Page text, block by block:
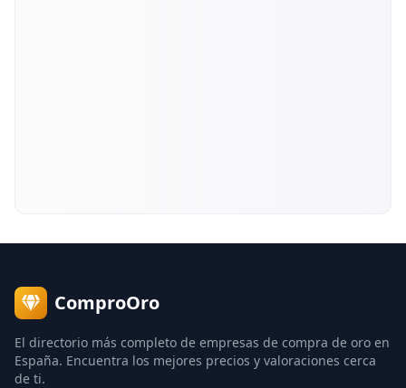
ComproOro
El directorio más completo de empresas de compra de oro en
España. Encuentra los mejores precios y valoraciones cerca
de ti.